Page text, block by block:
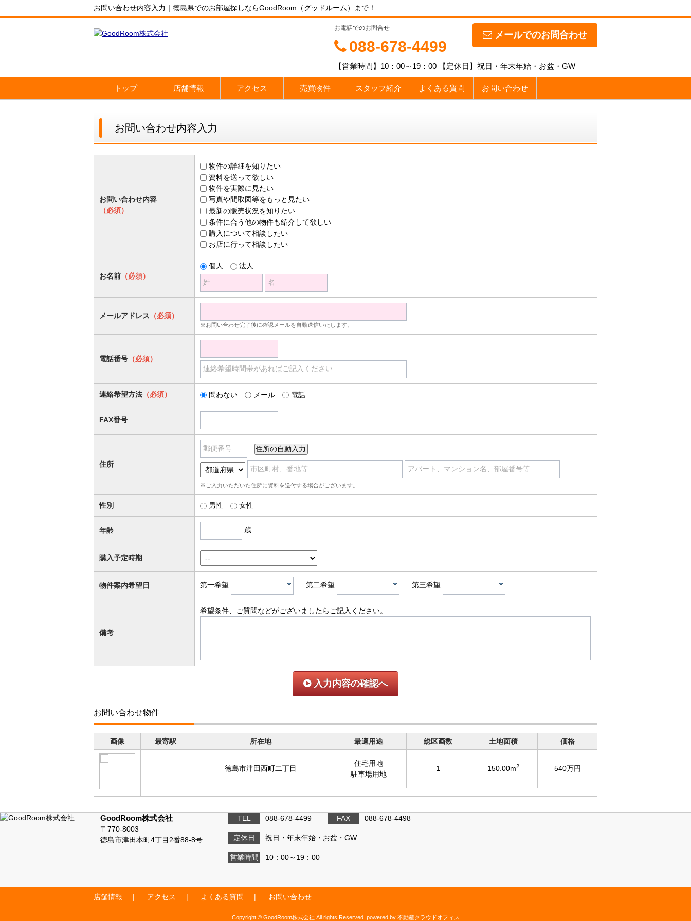
お問い合わせ内容入力｜徳島県でのお部屋探しならGoodRoom（グッドルーム）まで！
メールでのお問合わせ
お電話でのお問合せ
088-678-4499
【営業時間】10：00～19：00 【定休日】祝日・年末年始・お盆・GW
トップ 店舗情報 アクセス 売買物件 スタッフ紹介 よくある質問 お問い合わせ
お問い合わせ内容入力
お問い合わせ内容
（必須）
物件の詳細を知りたい
資料を送って欲しい
物件を実際に見たい
写真や間取図等をもっと見たい
最新の販売状況を知りたい
条件に合う他の物件も紹介して欲しい
購入について相談したい
お店に行って相談したい
お名前 （必須）
個人
法人
姓
名
メールアドレス （必須）
※お問い合わせ完了後に確認メールを自動送信いたします。
電話番号 （必須）
連絡希望時間帯があればご記入ください
連絡希望方法 （必須） 問わない メール 電話
FAX番号
住所
郵便番号
市区町村、番地等 アパート、マンション名、部屋番号等
※ご入力いただいた住所に資料を送付する場合がございます。
性別 男性 女性
年齢 歳
購入予定時期
物件案内希望日 第一希望 第二希望 第三希望
備考
希望条件、ご質問などがございましたらご記入ください。
入力内容の確認へ
お問い合わせ物件
画像 最寄駅 所在地 最適用途 総区画数 土地面積 価格
徳島市津田西町二丁目
住宅用地
駐車場用地
1 150.00m2 540万円
GoodRoom株式会社
〒770-8003
徳島市津田本町4丁目2番88-8号
TEL 088-678-4499 FAX 088-678-4498
定休日 祝日・年末年始・お盆・GW
営業時間 10：00～19：00
店舗情報 アクセス よくある質問 お問い合わせ
Copyright © GoodRoom株式会社 All rights Reserved. powered by 不動産クラウドオフィス